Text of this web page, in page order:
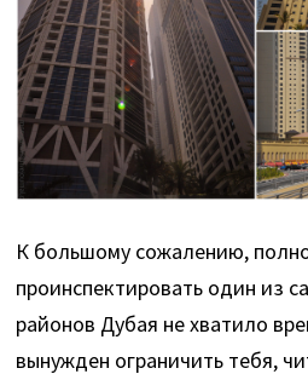
К большому сожалению,
проинспектировать один из
районов Дубая не хватило
вынужден ограничить тебя,